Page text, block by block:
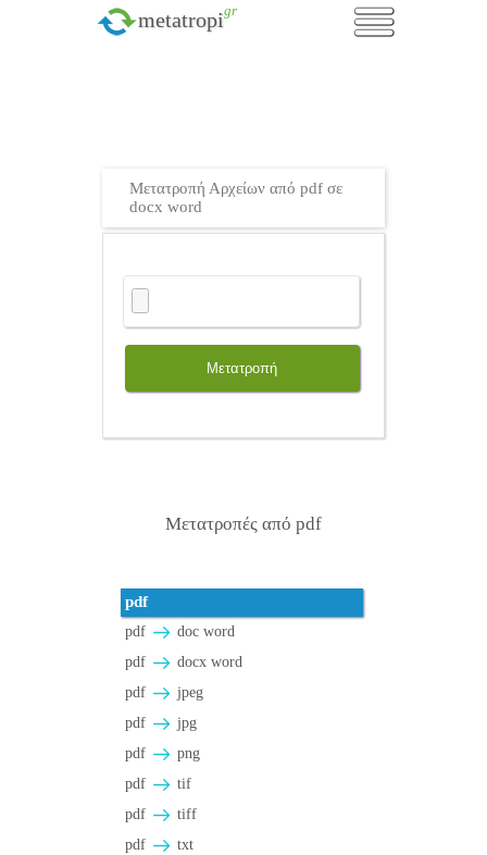
metatropi.gr
Μετατροπή Αρχείων από pdf σε
docx word
Μετατροπή
Μετατροπές από pdf
pdf
pdf
doc word
pdf
docx word
pdf
jpeg
pdf
jpg
pdf
png
pdf
tif
pdf
tiff
pdf
txt